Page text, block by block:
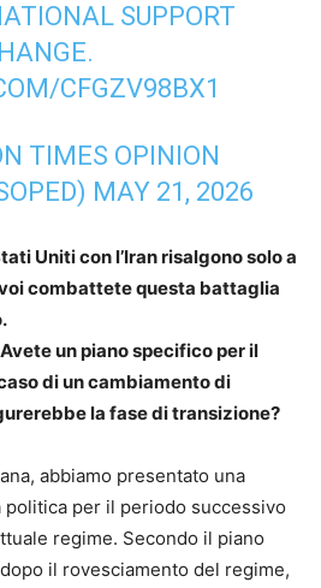
SUPPORT
CFGZV98BX1
TIMES OPINION
MAY 21, 2026
Uniti con l’Iran risalgono solo a
combattete questa battaglia
un piano specifico per il
di un cambiamento di
la fase di transizione?
abbiamo presentato una
politica per il periodo successivo
regime. Secondo il piano
il rovesciamento del regime,